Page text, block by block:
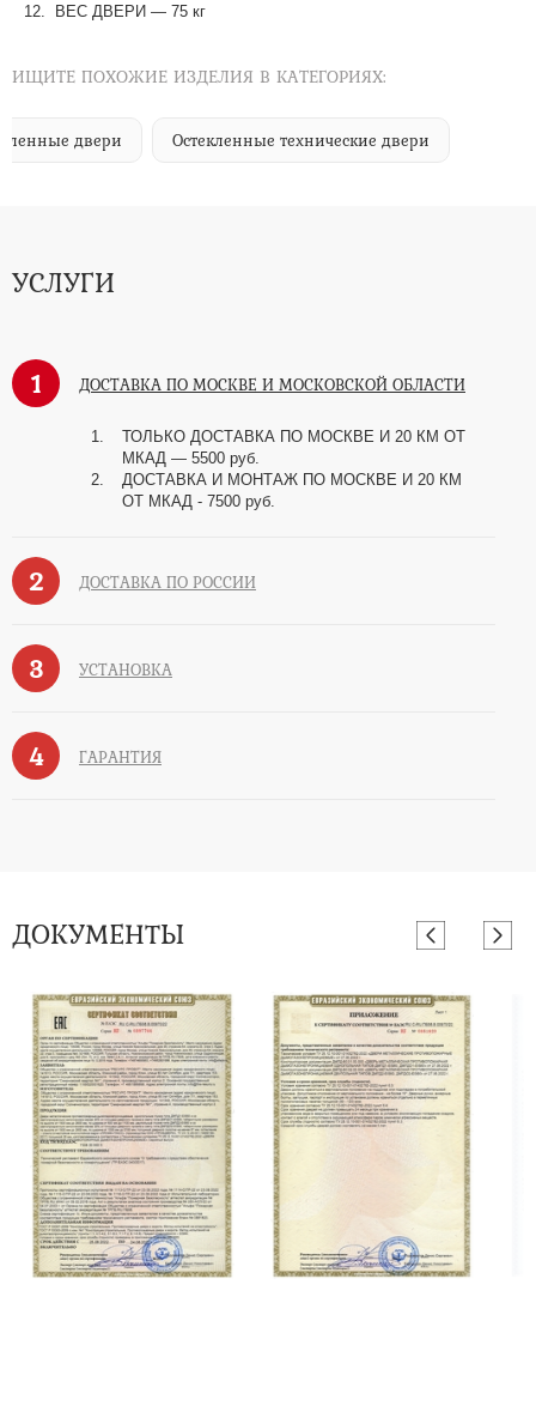
ВЕС ДВЕРИ — 75 кг
ИЩИТЕ ПОХОЖИЕ ИЗДЕЛИЯ В КАТЕГОРИЯХ:
двери Остекленные технические двери
УСЛУГИ
1 ДОСТАВКА ПО МОСКВЕ И МОСКОВСКОЙ ОБЛАСТИ
ТОЛЬКО ДОСТАВКА ПО МОСКВЕ И 20 КМ ОТ
МКАД — 5500 руб.
ДОСТАВКА И МОНТАЖ ПО МОСКВЕ И 20 КМ
ОТ МКАД - 7500 руб.
2 ДОСТАВКА ПО РОССИИ
3 УСТАНОВКА
4 ГАРАНТИЯ
ДОКУМЕНТЫ